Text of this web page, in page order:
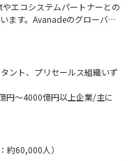
と満足度向上
成果最大化
ース活用
アント関係の構築
エコシステムパートナーとの
ます。Avanadeのグローバル
の連携を推進し、クライアン
・迅速性を確保します。
solutions
ンクショナルチームのリーダ
ント、プリセールス組織いず
円～4000億円以上企業/主に
AI Business Solutions/Securi
約60,000人）